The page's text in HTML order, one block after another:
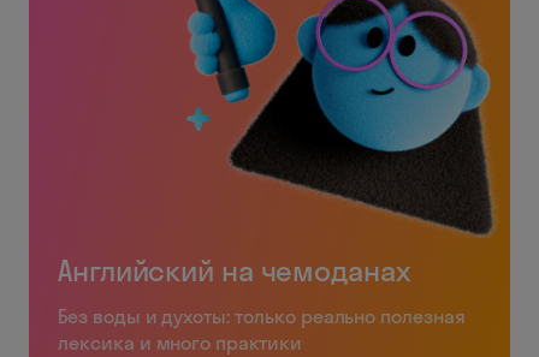
Английский на чемоданах
Без воды и духоты: только реально полезная
лексика и много практики